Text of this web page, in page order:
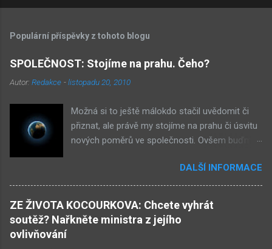
Populární příspěvky z tohoto blogu
SPOLEČNOST: Stojíme na prahu. Čeho?
Autor: Redakce -listopadu 20, 2010
Možná si to ještě málokdo stačil uvědomit či
přiznat, ale právě my stojíme na prahu či úsvitu
nových poměrů ve společnosti. Ovšem buďme
Novými poměry ve společnosti myslím
přiklonění se s některé z nám již historicky
známých situací. Přiznejme si to otevřeně – je
to buď nová forma demokracie, anebo
nacismus. Těžko si někdo z nás mohl
DALŠÍ INFORMACE
ZE ŽIVOTA KOCOURKOVA: Chcete vyhrát
soutěž? Nařkněte ministra z jejího
ovlivňování